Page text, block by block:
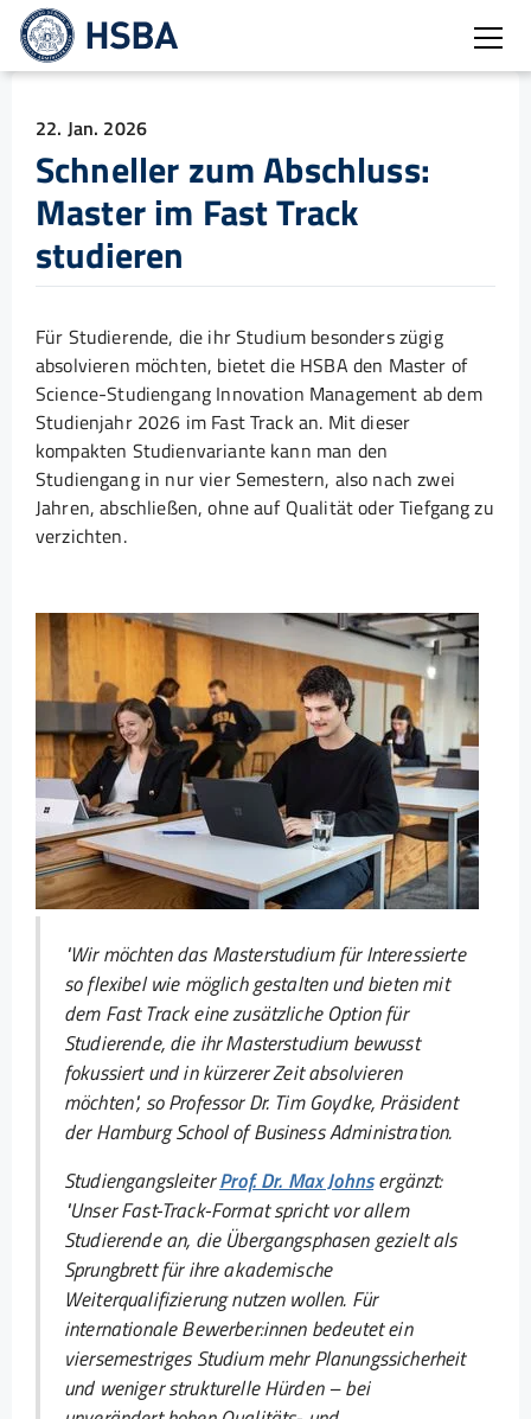
22. Jan. 2026
Schneller zum Abschluss:
Master im Fast Track
studieren
Für Studierende, die ihr Studium besonders zügig
absolvieren möchten, bietet die HSBA den Master of
Science-Studiengang Innovation Management ab dem
Studienjahr 2026 im Fast Track an. Mit dieser
kompakten Studienvariante kann man den
Studiengang in nur vier Semestern, also nach zwei
Jahren, abschließen, ohne auf Qualität oder Tiefgang zu
verzichten.
"Wir möchten das Masterstudium für Interessierte
so flexibel wie möglich gestalten und bieten mit
dem Fast Track eine zusätzliche Option für
Studierende, die ihr Masterstudium bewusst
fokussiert und in kürzerer Zeit absolvieren
möchten", so Professor Dr. Tim Goydke, Präsident
der Hamburg School of Business Administration.
StudiengangsleiterProf. Dr. Max Johnsergänzt:
"Unser Fast-Track-Format spricht vor allem
Studierende an, die Übergangsphasen gezielt als
Sprungbrett für ihre akademische
Weiterqualifizierung nutzen wollen. Für
internationale Bewerber:innen bedeutet ein
viersemestriges Studium mehr Planungssicherheit
und weniger strukturelle Hürden – bei